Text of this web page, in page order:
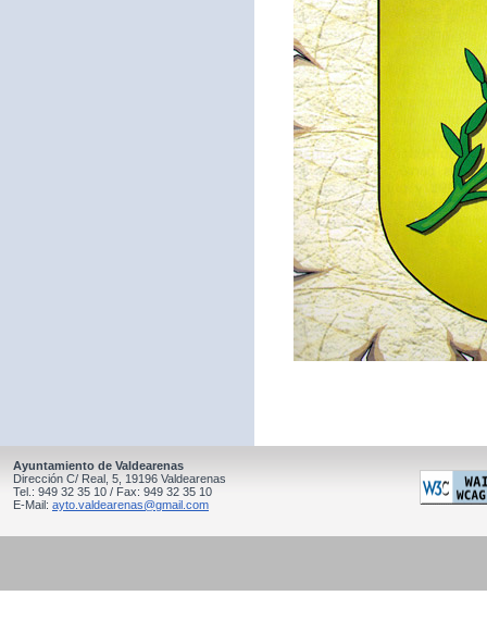
Ayuntamiento de Valdearenas
Dirección C/ Real, 5, 19196 Valdearenas
Tel.: 949 32 35 10 / Fax: 949 32 35 10
E-Mail: ayto.valdearenas@gmail.com